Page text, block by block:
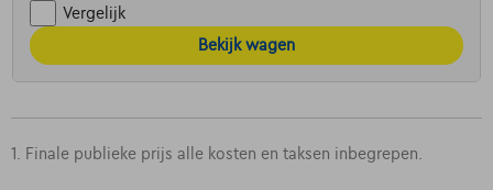
Vergelijk
Bekijk wagen
1. Finale publieke prijs alle kosten en taksen inbegrepen.